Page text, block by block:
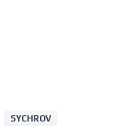
SYCHROV